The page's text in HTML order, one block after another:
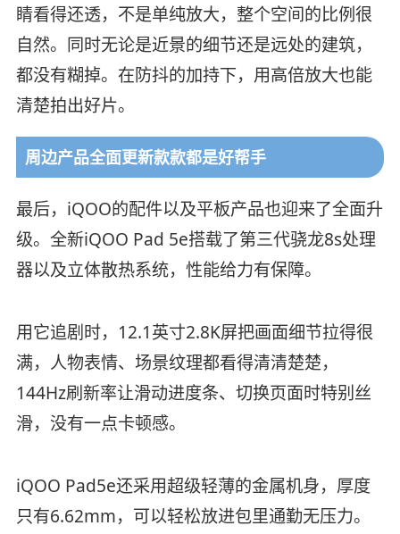
睛看得还透，不是单纯放大，整个空间的比例很
自然。同时无论是近景的细节还是远处的建筑，
都没有糊掉。在防抖的加持下，用高倍放大也能
清楚拍出好片。
周边产品全面更新款款都是好帮手
最后，iQOO的配件以及平板产品也迎来了全面升
级。全新iQOO Pad 5e搭载了第三代骁龙8s处理
器以及立体散热系统，性能给力有保障。
用它追剧时，12.1英寸2.8K屏把画面细节拉得很
满，人物表情、场景纹理都看得清清楚楚，
144Hz刷新率让滑动进度条、切换页面时特别丝
滑，没有一点卡顿感。
iQOO Pad5e还采用超级轻薄的金属机身，厚度
只有6.62mm，可以轻松放进包里通勤无压力。